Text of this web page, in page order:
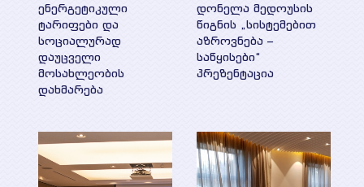
კვლევის ანგარიშები
სხვადასხვა პუბლიკაცია
პრეზენტაციები
პროექტები
მიმდინარე
მედია
ვიდეო გალერეა
WEG მედიაში
ღონისძიებები
ენერგეტიკული
ტარიფები და
სოციალურად
დაუცველი
მოსახლეობის
დახმარება
დონელა მედოუსის
წიგნის „სისტემებით
აზროვნება –
საწყისები“
პრეზენტაცია